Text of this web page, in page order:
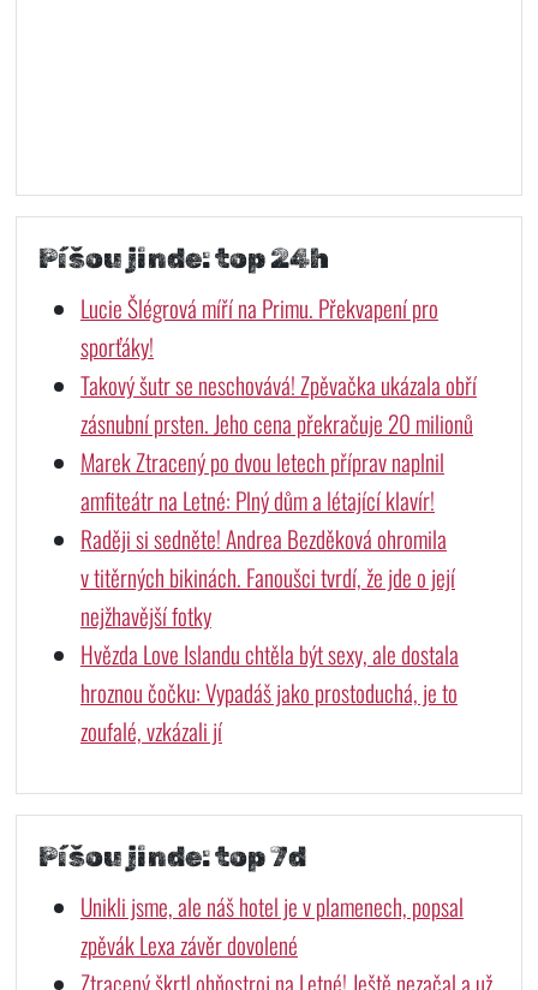
Píšou jinde: top 24h
Lucie Šlégrová míří na Primu. Překvapení pro
sporťáky!
Takový šutr se neschovává! Zpěvačka ukázala obří
zásnubní prsten. Jeho cena překračuje 20 milionů
Marek Ztracený po dvou letech příprav naplnil
amfiteátr na Letné: Plný dům a létající klavír!
Raději si sedněte! Andrea Bezděková ohromila
v titěrných bikinách. Fanoušci tvrdí, že jde o její
nejžhavější fotky
Hvězda Love Islandu chtěla být sexy, ale dostala
hroznou čočku: Vypadáš jako prostoduchá, je to
zoufalé, vzkázali jí
Píšou jinde: top 7d
Unikli jsme, ale náš hotel je v plamenech, popsal
zpěvák Lexa závěr dovolené